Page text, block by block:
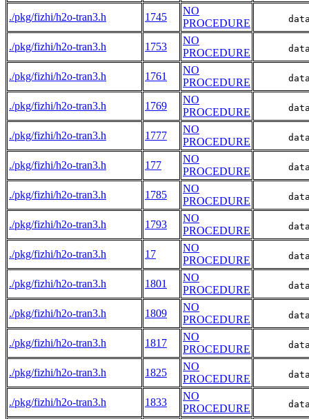
./pkg/fizhi/h2o-tran3.h 1745
NO
PROCEDURE
./pkg/fizhi/h2o-tran3.h 1753
NO
PROCEDURE
./pkg/fizhi/h2o-tran3.h 1761
NO
PROCEDURE
./pkg/fizhi/h2o-tran3.h 1769
NO
PROCEDURE
./pkg/fizhi/h2o-tran3.h 1777
NO
PROCEDURE
./pkg/fizhi/h2o-tran3.h 177
NO
PROCEDURE
./pkg/fizhi/h2o-tran3.h 1785
NO
PROCEDURE
./pkg/fizhi/h2o-tran3.h 1793
NO
PROCEDURE
./pkg/fizhi/h2o-tran3.h 17
NO
PROCEDURE
./pkg/fizhi/h2o-tran3.h 1801
NO
PROCEDURE
./pkg/fizhi/h2o-tran3.h 1809
NO
PROCEDURE
./pkg/fizhi/h2o-tran3.h 1817
NO
PROCEDURE
./pkg/fizhi/h2o-tran3.h 1825
NO
PROCEDURE
./pkg/fizhi/h2o-tran3.h 1833
NO
PROCEDURE